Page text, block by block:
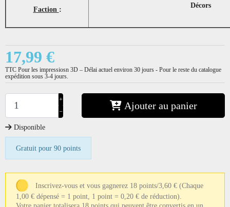
Faction : Décors
17,99 €
TTC Pour les impressiosn 3D – Délai actuel environ 30 jours - Pour le reste du catalogue
expédition sous 3-4 jours.
+
−
Ajouter au panier
Disponible
Gratuit pour 90 points
Inscrivez-vous et vous gagnerez 18 points/3,60 € (Chaque
1,00 € dépensé = 1 point, 1 point = 0,20 € de réduction).